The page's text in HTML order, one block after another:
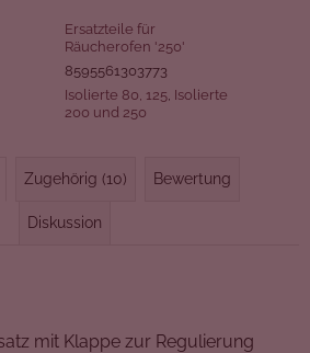
Ersatzteile für
Räucherofen '250'
8595561303773
Isolierte 80, 125 Isolierte
200 und 250
Zugehörig (10) Bewertung
Diskussion
mit Klappe zur Regulierung